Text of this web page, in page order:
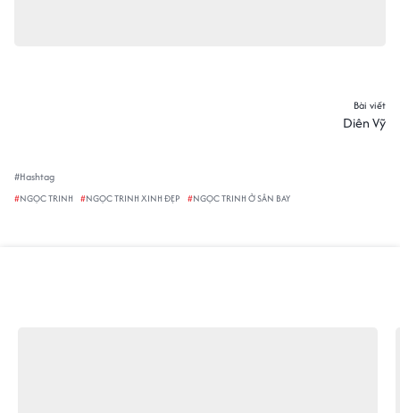
Bài viết
Diên Vỹ
#Hashtag
#NGỌC TRINH #NGỌC TRINH XINH ĐẸP #NGỌC TRINH Ở SÂN BAY